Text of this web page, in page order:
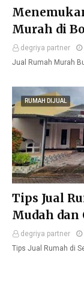
Murah di
degriya partner
Jual Rumah Murah
RUMAH DIJUAL
Tips Jual
Mudah dan
degriya partner
Tips Jual Rumah di